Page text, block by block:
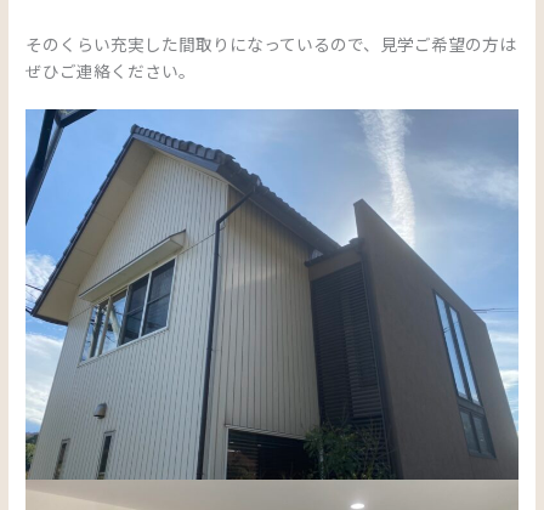
そのくらい充実した間取りになっているので、見学ご希望の方は
ぜひご連絡ください。